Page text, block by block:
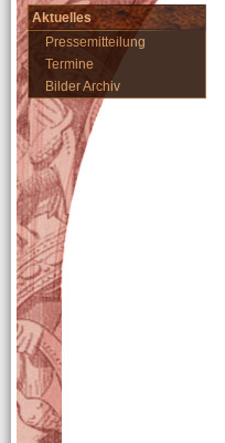
Aktuelles
Pressemitteilung
Termine
Bilder Archiv